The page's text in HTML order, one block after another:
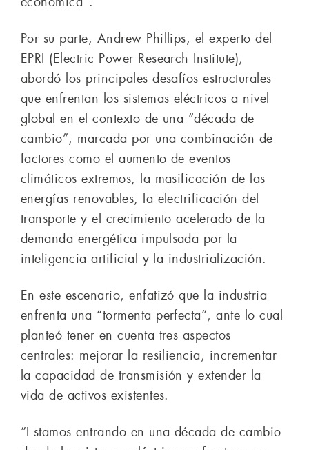
Por su parte, Andrew Phillips, el experto del
EPRI (Electric Power Research Institute),
abordó los principales desafíos estructurales
que enfrentan los sistemas eléctricos a nivel
global en el contexto de una “década de
cambio”, marcada por una combinación de
factores como el aumento de eventos
climáticos extremos, la masificación de las
energías renovables, la electrificación del
transporte y el crecimiento acelerado de la
demanda energética impulsada por la
inteligencia artificial y la industrialización.
En este escenario, enfatizó que la industria
enfrenta una “tormenta perfecta”, ante lo cual
planteó tener en cuenta tres aspectos
centrales: mejorar la resiliencia, incrementar
la capacidad de transmisión y extender la
vida de activos existentes.
“Estamos entrando en una década de cambio